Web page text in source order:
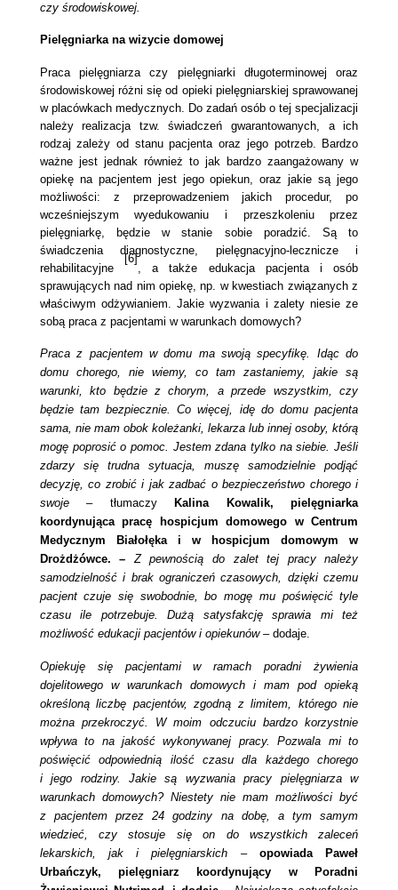
czy środowiskowej.
Pielęgniarka na wizycie domowej
Praca pielęgniarza czy pielęgniarki długoterminowej oraz
środowiskowej różni się od opieki pielęgniarskiej sprawowanej
w placówkach medycznych. Do zadań osób o tej specjalizacji
należy realizacja tzw. świadczeń gwarantowanych, a ich
rodzaj zależy od stanu pacjenta oraz jego potrzeb. Bardzo
ważne jest jednak również to jak bardzo zaangażowany w
opiekę na pacjentem jest jego opiekun, oraz jakie są jego
możliwości: z przeprowadzeniem jakich procedur, po
wcześniejszym wyedukowaniu i przeszkoleniu przez
pielęgniarkę, będzie w stanie sobie poradzić. Są to
świadczenia diagnostyczne, pielęgnacyjno-lecznicze i
rehabilitacyjne
[6]
, a także edukacja pacjenta i osób
sprawujących nad nim opiekę, np. w kwestiach związanych z
właściwym odżywianiem. Jakie wyzwania i zalety niesie ze
sobą praca z pacjentami w warunkach domowych?
Praca z pacjentem w domu ma swoją specyfikę. Idąc do
domu chorego, nie wiemy, co tam zastaniemy, jakie są
warunki, kto będzie z chorym, a przede wszystkim, czy
będzie tam bezpiecznie. Co więcej, idę do domu pacjenta
sama, nie mam obok koleżanki, lekarza lub innej osoby, którą
mogę poprosić o pomoc. Jestem zdana tylko na siebie. Jeśli
zdarzy się trudna sytuacja, muszę samodzielnie podjąć
decyzję, co zrobić i jak zadbać o bezpieczeństwo chorego i
swoje – tłumaczy
Kalina Kowalik, pielęgniarka
koordynująca pracę hospicjum domowego w Centrum
Medycznym Białołęka i w hospicjum domowym w
Drożdżówce. –Z pewnością do zalet tej pracy należy
samodzielność i brak ograniczeń czasowych, dzięki czemu
pacjent czuje się swobodnie, bo mogę mu poświęcić tyle
czasu ile potrzebuje. Dużą satysfakcję sprawia mi też
możliwość edukacji pacjentów i opiekunów – dodaje.
Opiekuję się pacjentami w ramach poradni żywienia
dojelitowego w warunkach domowych i mam pod opieką
określoną liczbę pacjentów, zgodną z limitem, którego nie
można przekroczyć. W moim odczuciu bardzo korzystnie
wpływa to na jakość wykonywanej pracy. Pozwala mi to
poświęcić odpowiednią ilość czasu dla każdego chorego
i jego rodziny. Jakie są wyzwania pracy pielęgniarza w
warunkach domowych? Niestety nie mam możliwości być
z pacjentem przez 24 godziny na dobę, a tym samym
wiedzieć, czy stosuje się on do wszystkich zaleceń
lekarskich, jak i pielęgniarskich – opowiada Paweł
Urbańczyk, pielęgniarz koordynujący w Poradni